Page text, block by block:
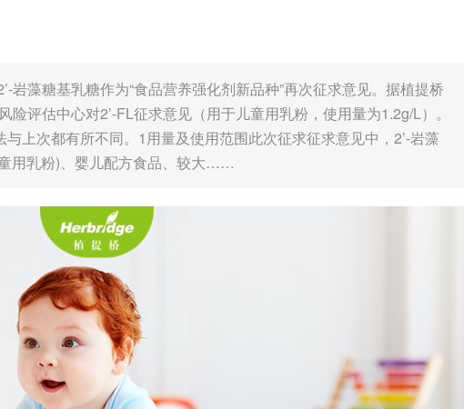
岩藻糖基乳糖作为“食品营养强化剂新品种”再次征求意见。据植提桥
评估中心对2’-FL征求意见（用于儿童用乳粉，使用量为1.2g/L）。
上次都有所不同。1用量及使用范围此次征求征求意见中，2’-岩藻
用乳粉)、婴儿配方食品、较大……